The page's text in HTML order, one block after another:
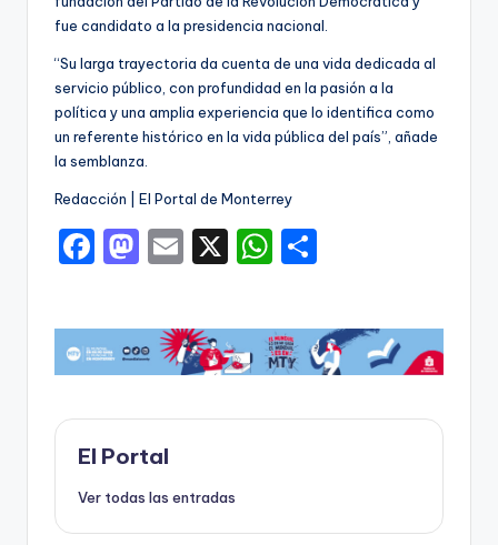
fue candidato a la presidencia nacional.
“Su larga trayectoria da cuenta de una vida dedicada al
servicio público, con profundidad en la pasión a la
política y una amplia experiencia que lo identifica como
un referente histórico en la vida pública del país”, añade
la semblanza.
Redacción | El Portal de Monterrey
F
c
e
b
o
o
k
M
st
o
d
o
n
E
ai
l
X
W
a
ts
A
p
m
p
ar
ti
El Portal
Ver todas las entradas